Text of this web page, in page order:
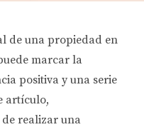
de una propiedad en
marcar la
positiva y una serie
artículo,
realizar una